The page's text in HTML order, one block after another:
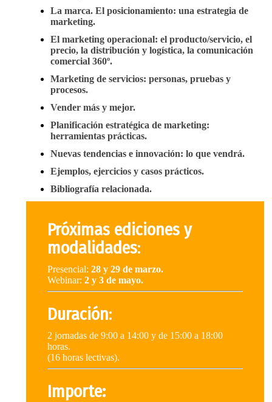
La marca. El posicionamiento: una estrategia de
marketing.
El marketing operacional: el producto/servicio, el
precio, la distribución y logística, la comunicación
comercial 360º.
Marketing de servicios: personas, pruebas y
procesos.
Vender más y mejor.
Planificación estratégica de marketing:
herramientas prácticas.
Nuevas tendencias e innovación: lo que vendrá.
Ejemplos, ejercicios y casos prácticos.
Bibliografía relacionada.
Próximas ediciones y
modalidades:
Presencial:28 y 29 de marzo.
Webinar:2 y 3 de mayo.
Duración:
2 jornadas de 9:00 a 14:00 y de 15:00 a 18:00
horas.
(16 horas lectivas).
Importe: